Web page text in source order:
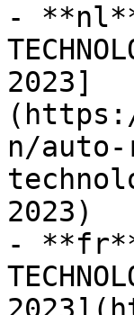
- **nl**:
2023]
n/
2023)
- **fr**: